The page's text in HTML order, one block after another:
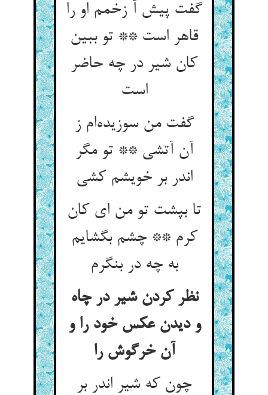
گفت پیش آ زخمم او را
قاهر است ** تو ببین
کان شیر در چه حاضر
است‌‌
گفت من سوزیده‌‌ام ز
آن آتشی ** تو مگر
اندر بر خویشم کشی‌‌
تا بپشت تو من ای کان
کرم ** چشم بگشایم
به چه در بنگرم‌‌
نظر کردن شیر در چاه
و دیدن عکس خود را و
آن خرگوش را
چون که شیر اندر بر